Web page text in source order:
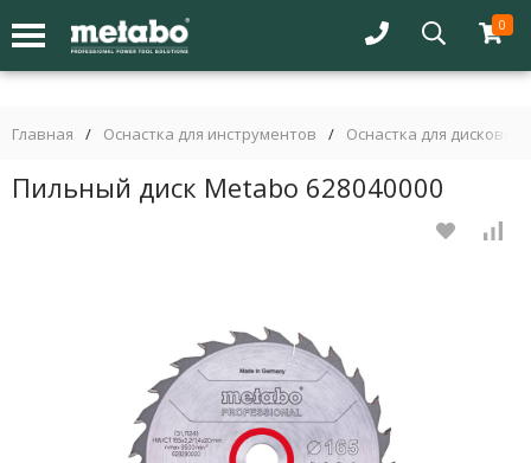
0
Главная / Оснастка для инструментов / Оснастка для дисковых
Пильный диск Metabo 628040000